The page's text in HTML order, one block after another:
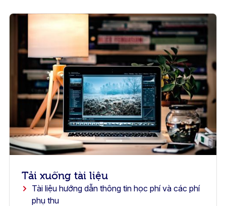
Tải xuống tài liệu
Tài liệu hướng dẫn thông tin học phí và các phí
phụ thu